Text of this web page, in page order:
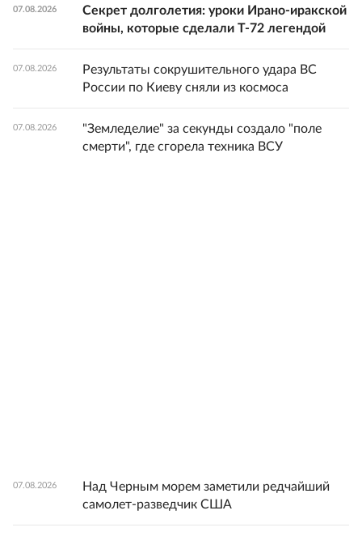
07.08.2026
Секрет долголетия: уроки Ирано-иракской
войны, которые сделали Т-72 легендой
07.08.2026
Результаты сокрушительного удара ВС
России по Киеву сняли из космоса
07.08.2026
"Земледелие" за секунды создало "поле
смерти", где сгорела техника ВСУ
07.08.2026
Над Черным морем заметили редчайший
самолет-разведчик США